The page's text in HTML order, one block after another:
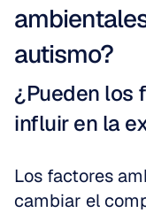
autismo?
¿Pueden los
influir en la
Los factores
cambiar el